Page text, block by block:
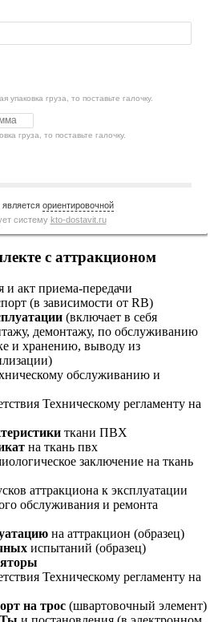
упаковка груза, то поставьте галочку.
груза, то поставьте галочку.
ориентировочной
систему kto-dostavit.ru
с аттракционом
и акт приема-передачи
(в зависимости от RB)
(включает в себя
демонтажу, по обслуживанию
и хранению, выводу из
обслуживанию и
Техническому регламенту на
ткани ПВХ
на ткань пвх
заключение на ткань
аттракциона к эксплуатации
обслуживания и ремонта
на аттракцион (образец)
испытаний (образец)
Техническому регламенту на
на трос (швартовочный элемент)